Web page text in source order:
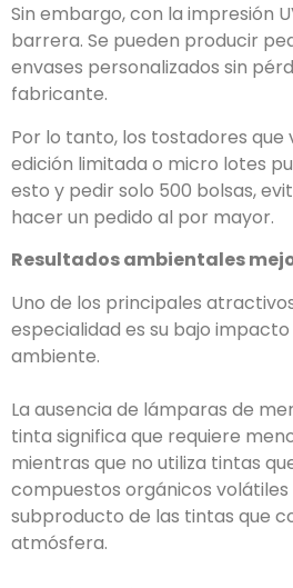
Sin embargo, con la impresión
barrera. Se pueden producir
envases personalizados sin
fabricante.
Por lo tanto, los tostadores que
edición limitada o micro lotes
esto y pedir solo 500 bolsas,
hacer un pedido al por mayor.
Resultados ambientales
Uno de los principales
especialidad es su bajo
ambiente.
La ausencia de lámparas de
tinta significa que requiere
mientras que no utiliza tintas
compuestos orgánicos volátiles
subproducto de las tintas que
atmósfera.